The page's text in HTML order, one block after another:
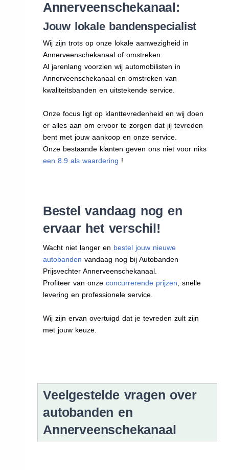
Annerveenschekanaal:
Jouw lokale bandenspecialist
Wij zijn trots op onze lokale aanwezigheid in
Annerveenschekanaal of omstreken.
Al jarenlang voorzien wij automobilisten in
Annerveenschekanaal en omstreken van
kwaliteitsbanden en uitstekende service.
Onze focus ligt op klanttevredenheid en wij doen
er alles aan om ervoor te zorgen dat jij tevreden
bent met jouw aankoop en onze service.
Onze bestaande klanten geven ons niet voor niks
een 8.9 als waardering !
Bestel vandaag nog en
ervaar het verschil!
Wacht niet langer en bestel jouw nieuwe
autobanden vandaag nog bij Autobanden
Prijsvechter Annerveenschekanaal.
Profiteer van onze concurrerende prijzen , snelle
levering en professionele service.
Wij zijn ervan overtuigd dat je tevreden zult zijn
met jouw keuze.
Veelgestelde vragen over
autobanden en
Annerveenschekanaal